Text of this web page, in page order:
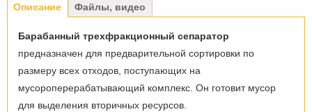
Tabs
Описание (активная
вкладка)
Файлы, видео
Барабанный трехфракционный сепаратор
предназначен для предварительной сортировки по
размеру всех отходов, поступающих на
мусороперерабатывающий комплекс. Он готовит мусор
для выделения вторичных ресурсов.